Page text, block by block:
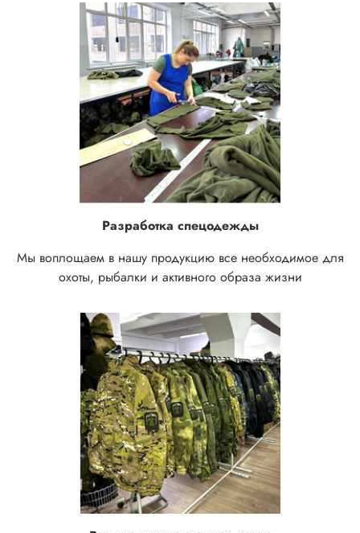
Разработка спецодежды
Мы воплощаем в нашу продукцию все необходимое для
охоты, рыбалки и активного образа жизни